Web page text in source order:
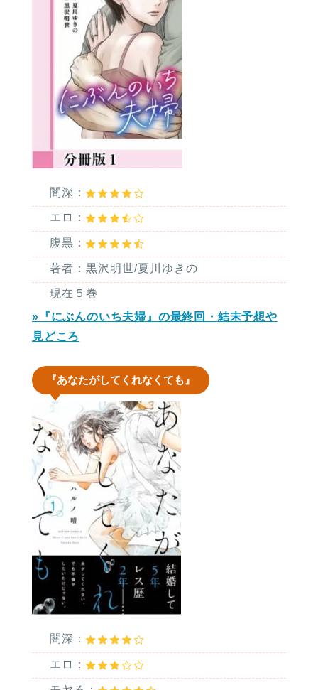
闇深：
エロ：
腹黒：
著者：黒沢明世/夏川ゆきの
現在５巻
»『にぶんのいち夫婦』の最終回・結末予想や
見どころ
『あなたがしてくれなくても』
闇深：
エロ：